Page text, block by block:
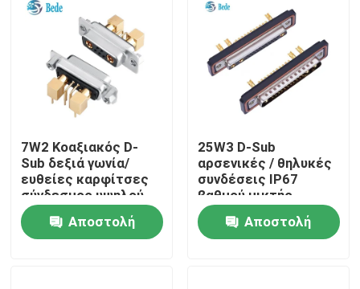
Σπίτι
Προϊόντα
7W2 Κοαξιακός D-
Sub δεξιά γωνία/
ευθείες καρφίτσες
σύνδεσμος υψηλού
ρεύματος DB
Αποστολή
25W3 D-Sub
αρσενικές / θηλυκές
συνδέσεις IP67
βαθμού μικτής
μετάδοσης ισχύος
σήματοςΑποστολή